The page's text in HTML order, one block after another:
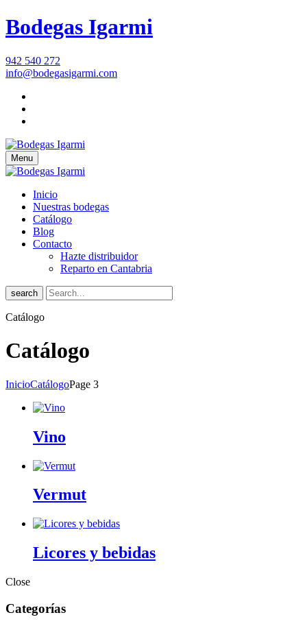
Bodegas Igarmi
942 540 272
info@bodegasigarmi.com
Menu
Inicio
Nuestras bodegas
Catálogo
Blog
Contacto
Hazte distribuidor
Reparto en Cantabria
search
Catálogo
Catálogo
InicioCatálogoPage 3
Vino
Vermut
Licores y bebidas
Close
Categorías